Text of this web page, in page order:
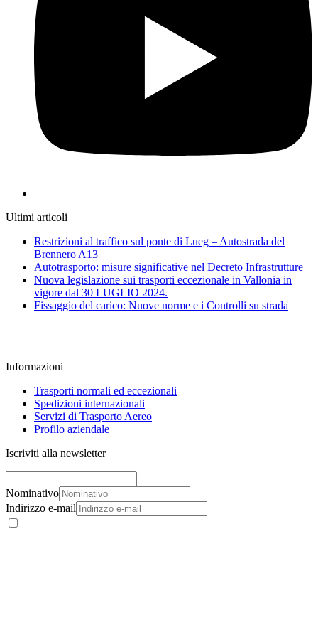
Ultimi articoli
Restrizioni al traffico sul ponte di Lueg – Autostrada del
Brennero A13
Autotrasporto: misure significative nel Decreto Infrastrutture
Nuova legislazione sui trasporti eccezionale in Vallonia in
vigore dal 30 LUGLIO 2024.
Fissaggio del carico: Nuove norme e i Controlli su strada
Informazioni
Trasporti normali ed eccezionali
Spedizioni internazionali
Servizi di Trasporto Aereo
Profilo aziendale
Iscriviti alla newsletter
Nominativo
Indirizzo e-mail